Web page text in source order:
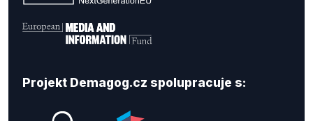
Projekt Demagog.cz spolupracuje s: